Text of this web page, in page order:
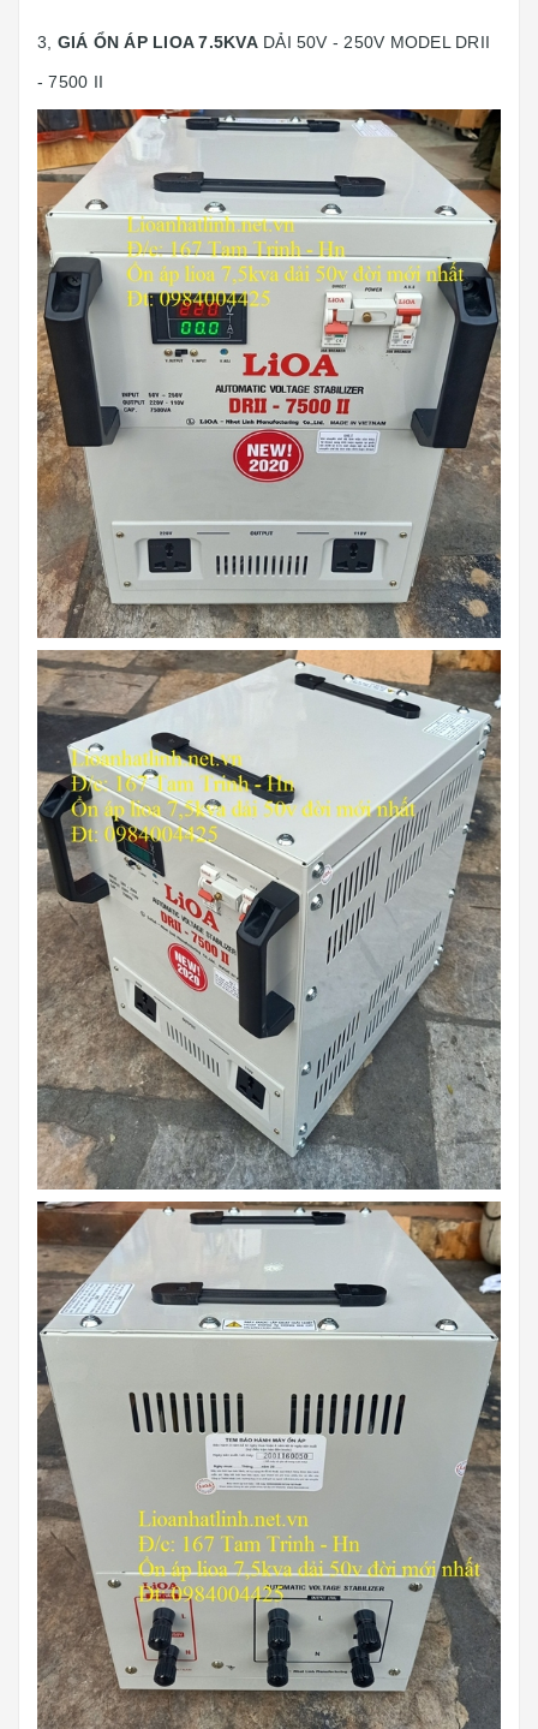
3, GIÁ ỔN ÁP LIOA 7.5KVADẢI 50V - 250V MODEL DRII
- 7500 II